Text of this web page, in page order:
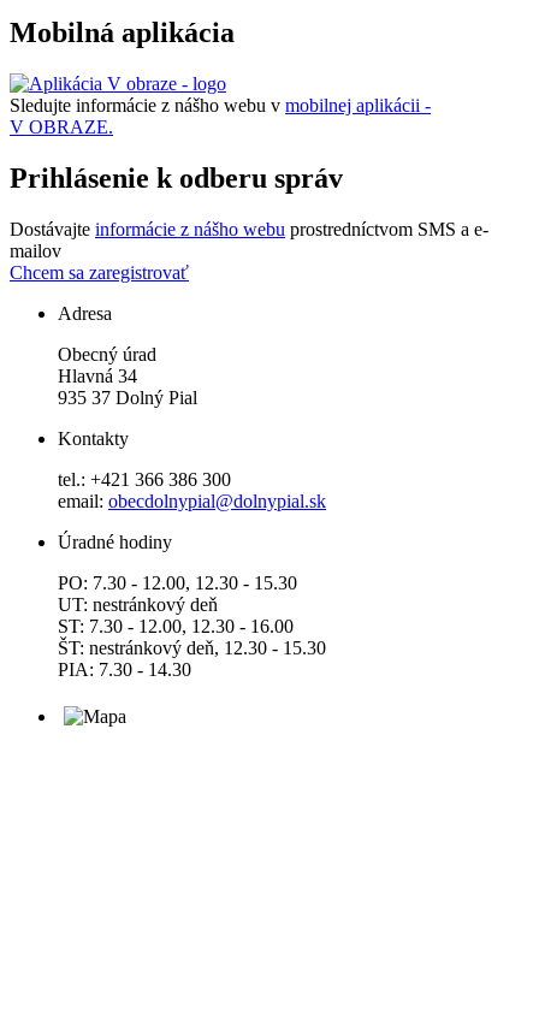
Mobilná aplikácia
Sledujte informácie z nášho webu v mobilnej aplikácii -
V OBRAZE.
Prihlásenie k odberu správ
Dostávajte informácie z nášho webu prostredníctvom SMS a e-
mailov
Chcem sa zaregistrovať
Adresa
Obecný úrad
Hlavná 34
935 37 Dolný Pial
Kontakty
tel.: +421 366 386 300
email: obecdolnypial@dolnypial.sk
Úradné hodiny
PO: 7.30 - 12.00, 12.30 - 15.30
UT: nestránkový deň
ST: 7.30 - 12.00, 12.30 - 16.00
ŠT: nestránkový deň, 12.30 - 15.30
PIA: 7.30 - 14.30